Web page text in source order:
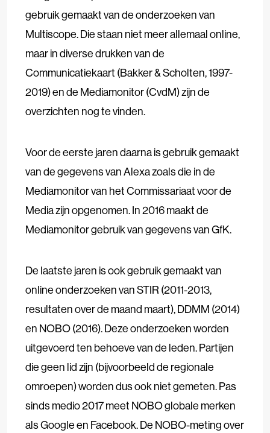
gebruik gemaakt van de onderzoeken van
Multiscope. Die staan niet meer allemaal online,
maar in diverse drukken van de
Communicatiekaart (Bakker & Scholten, 1997-
2019) en de Mediamonitor (CvdM) zijn de
overzichten nog te vinden.
Voor de eerste jaren daarna is gebruik gemaakt
van de gegevens van Alexa zoals die in de
Mediamonitor van het Commissariaat voor de
Media zijn opgenomen. In 2016 maakt de
Mediamonitor gebruik van gegevens van GfK.
De laatste jaren is ook gebruik gemaakt van
online onderzoeken van STIR (2011-2013,
resultaten over de maand maart), DDMM (2014)
en NOBO (2016). Deze onderzoeken worden
uitgevoerd ten behoeve van de leden. Partijen
die geen lid zijn (bijvoorbeeld de regionale
omroepen) worden dus ook niet gemeten. Pas
sinds medio 2017 meet NOBO globale merken
als Google en Facebook. De NOBO-meting over